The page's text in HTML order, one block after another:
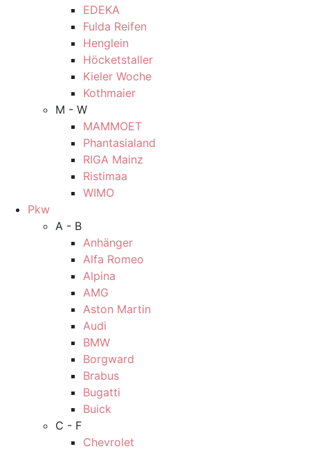
EDEKA
Fulda Reifen
Henglein
Höcketstaller
Kieler Woche
Kothmaier
M - W
MAMMOET
Phantasialand
RIGA Mainz
Ristimaa
WIMO
Pkw
A - B
Anhänger
Alfa Romeo
Alpina
AMG
Aston Martin
Audi
BMW
Borgward
Brabus
Bugatti
Buick
C - F
Chevrolet